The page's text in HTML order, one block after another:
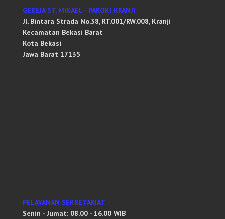
GEREJA ST. MIKAEL - PAROKI KRANJI
Jl. Bintara Strada No.38, RT.001/RW.008, Kranji
Kecamatan Bekasi Barat
Kota Bekasi
Jawa Barat 17135
PELAYANAN SEKRETARIAT
Senin - Jumat: 08.00 - 16.00 WIB